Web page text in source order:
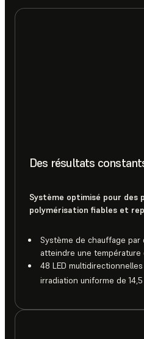
Des résultats
Système optimisé pour des
polymérisation fiables et
Système de chauffage
atteindre une température
48 LED
irradiation uniforme de